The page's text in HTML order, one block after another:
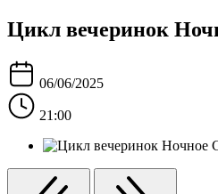
Цикл вечеринок
06/06/2025
21:00